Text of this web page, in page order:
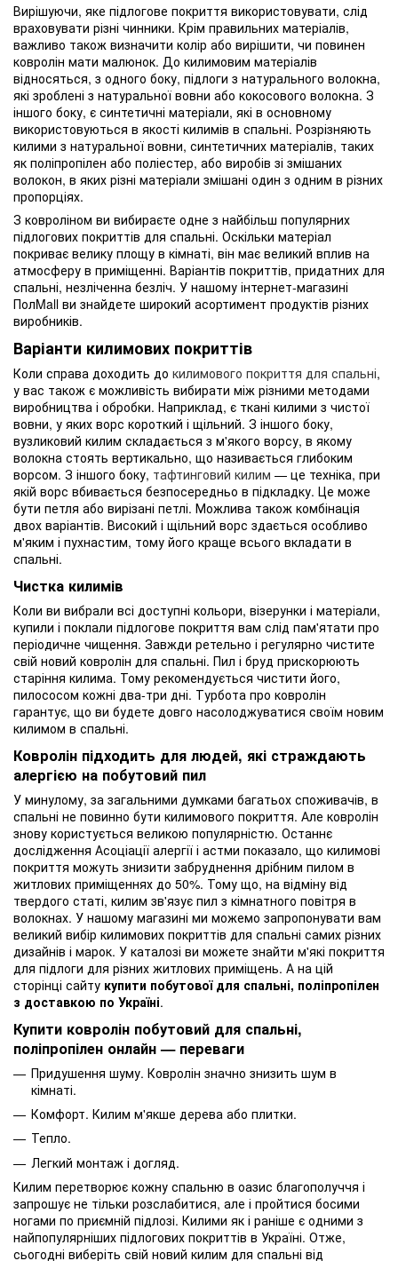
Вирішуючи, яке підлогове покриття використовувати, слід
враховувати різні чинники. Крім правильних матеріалів,
важливо також визначити колір або вирішити, чи повинен
ковролін мати малюнок. До килимовим матеріалів
відносяться, з одного боку, підлоги з натурального волокна,
які зроблені з натуральної вовни або кокосового волокна. З
іншого боку, є синтетичні матеріали, які в основному
використовуються в якості килимів в спальні. Розрізняють
килими з натуральної вовни, синтетичних матеріалів, таких
як поліпропілен або поліестер, або виробів зі змішаних
волокон, в яких різні матеріали змішані один з одним в різних
пропорціях.
З ковроліном ви вибираєте одне з найбільш популярних
підлогових покриттів для спальні. Оскільки матеріал
покриває велику площу в кімнаті, він має великий вплив на
атмосферу в приміщенні. Варіантів покриттів, придатних для
спальні, незліченна безліч. У нашому інтернет-магазині
ПолMall ви знайдете широкий асортимент продуктів різних
виробників.
Варіанти килимових покриттів
Коли справа доходить до килимового покриття для спальні,
у вас також є можливість вибирати між різними методами
виробництва і обробки. Наприклад, є ткані килими з чистої
вовни, у яких ворс короткий і щільний. З іншого боку,
вузликовий килим складається з м'якого ворсу, в якому
волокна стоять вертикально, що називається глибоким
ворсом. З іншого боку, тафтинговий килим — це техніка, при
якій ворс вбивається безпосередньо в підкладку. Це може
бути петля або вирізані петлі. Можлива також комбінація
двох варіантів. Високий і щільний ворс здається особливо
м'яким і пухнастим, тому його краще всього вкладати в
спальні.
Чистка килимів
Коли ви вибрали всі доступні кольори, візерунки і матеріали,
купили і поклали підлогове покриття вам слід пам'ятати про
періодичне чищення. Завжди ретельно і регулярно чистите
свій новий ковролін для спальні. Пил і бруд прискорюють
старіння килима. Тому рекомендується чистити його,
пилососом кожні два-три дні. Турбота про ковролін
гарантує, що ви будете довго насолоджуватися своїм новим
килимом в спальні.
Ковролін підходить для людей, які страждають
алергією на побутовий пил
У минулому, за загальними думками багатьох споживачів, в
спальні не повинно бути килимового покриття. Але ковролін
знову користується великою популярністю. Останнє
дослідження Асоціації алергії і астми показало, що килимові
покриття можуть знизити забруднення дрібним пилом в
житлових приміщеннях до 50%. Тому що, на відміну від
твердого статі, килим зв'язує пил з кімнатного повітря в
волокнах. У нашому магазині ми можемо запропонувати вам
великий вибір килимових покриттів для спальні самих різних
дизайнів і марок. У каталозі ви можете знайти м'які покриття
для підлоги для різних житлових приміщень. А на цій
сторінці сайту купити побутової для спальні, поліпропілен
з доставкою по Україні.
Купити ковролін побутовий для спальні,
поліпропілен онлайн — переваги
Придушення шуму. Ковролін значно знизить шум в
кімнаті.
Комфорт. Килим м'якше дерева або плитки.
Тепло.
Легкий монтаж і догляд.
Килим перетворює кожну спальню в оазис благополуччя і
запрошує не тільки розслабитися, але і пройтися босими
ногами по приємній підлозі. Килими як і раніше є одними з
найпопулярніших підлогових покриттів в Україні. Отже,
сьогодні виберіть свій новий килим для спальні від